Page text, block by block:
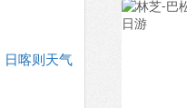
日喀则天气